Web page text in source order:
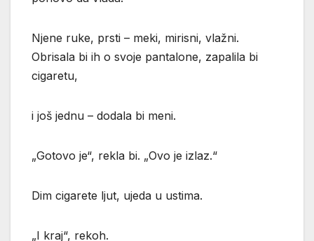
Njene ruke, prsti – meki, mirisni, vlažni.
Obrisala bi ih o svoje pantalone, zapalila bi
cigaretu,
i još jednu – dodala bi meni.
„Gotovo je“, rekla bi. „Ovo je izlaz.“
Dim cigarete ljut, ujeda u ustima.
„I kraj“, rekoh.